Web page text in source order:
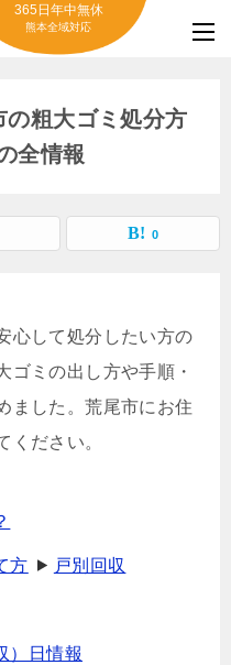
365日年中無休
熊本全域対応
の粗大ゴミ処分方
全情報
0
心して処分したい方の
ゴミの出し方や手順・
ました。荒尾市にお住
ください。
方 戸別回収
）日情報